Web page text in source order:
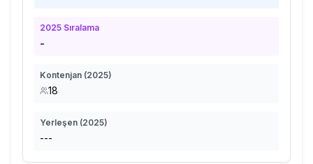
2025 Sıralama
-
Kontenjan (2025)
18
Yerleşen (2025)
---